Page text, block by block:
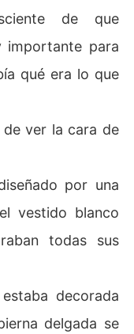
de que
importante para
qué era lo que
de ver la cara de
por una
vestido blanco
todas sus
decorada
delgada se